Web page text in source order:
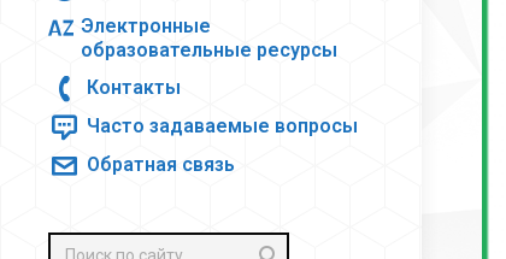
Электронные
образовательные ресурсы
Контакты
Часто задаваемые вопросы
Обратная связь
Поиск: